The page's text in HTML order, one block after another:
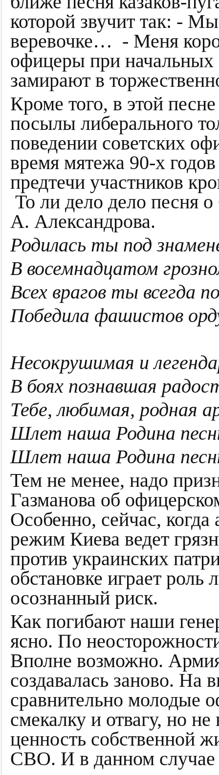
которой звучит так: -
веревочке… - Меня
офицеры при начальных
замирают в
Кроме того, в этой
посылы либерального
поведении советских
время мятежа 90-х
предтечи участников
То ли дело дело песня
А. Александрова.
Родилась ты под
В восемнадцатом
Всех врагов ты всегда
Победила фашистов
Несокрушимая и
В боях познавшая
Тебе, любимая, родная
Шлет наша Родина
Шлет наша Родина
Тем не менее, надо
Газманова об
Особенно, сейчас,
режим Киева ведет
против украинских
обстановке играет роль
осознанный риск.
Как погибают наши
ясно. По
Вполне возможно.
создавалась заново. На
сравнительно молодые
смекалку и отвагу, но
ценность собственной
СВО. И в данном случае